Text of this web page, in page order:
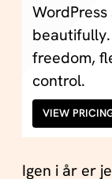
freedom,
control.
VIEW
Igen i år er